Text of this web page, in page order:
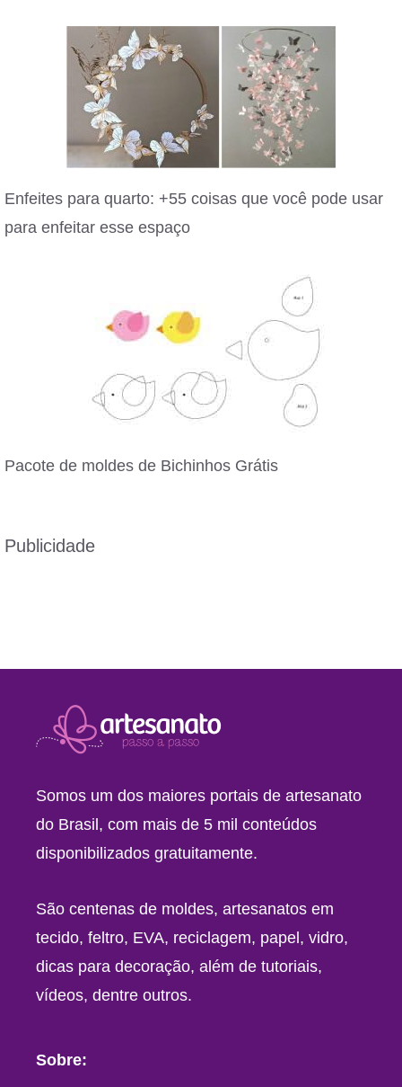
Enfeites para quarto: +55 coisas que você pode usar
para enfeitar esse espaço
Pacote de moldes de Bichinhos Grátis
Publicidade
Somos um dos maiores portais de artesanato
do Brasil, com mais de 5 mil conteúdos
disponibilizados gratuitamente.
São centenas de moldes, artesanatos em
tecido, feltro, EVA, reciclagem, papel, vidro,
dicas para decoração, além de tutoriais,
vídeos, dentre outros.
Sobre: